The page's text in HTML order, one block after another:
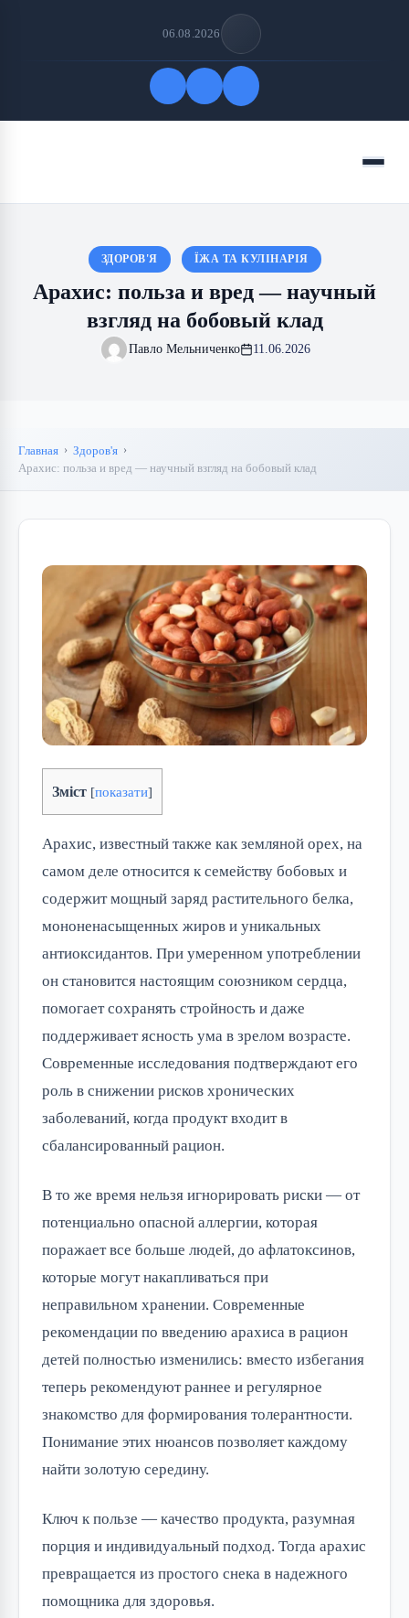
06.08.2026
Меню
ЗДОРОВ'Я ЇЖА ТА КУЛІНАРІЯ
Арахис: польза и вред — научный
взгляд на бобовый клад
Павло Мельниченко 11.06.2026
Главная
Здоров'я
Арахис: польза и вред — научный взгляд на бобовый клад
Зміст [показати]
Арахис, известный также как земляной орех, на
самом деле относится к семейству бобовых и
содержит мощный заряд растительного белка,
мононенасыщенных жиров и уникальных
антиоксидантов. При умеренном употреблении
он становится настоящим союзником сердца,
помогает сохранять стройность и даже
поддерживает ясность ума в зрелом возрасте.
Современные исследования подтверждают его
роль в снижении рисков хронических
заболеваний, когда продукт входит в
сбалансированный рацион.
В то же время нельзя игнорировать риски — от
потенциально опасной аллергии, которая
поражает все больше людей, до афлатоксинов,
которые могут накапливаться при
неправильном хранении. Современные
рекомендации по введению арахиса в рацион
детей полностью изменились: вместо избегания
теперь рекомендуют раннее и регулярное
знакомство для формирования толерантности.
Понимание этих нюансов позволяет каждому
найти золотую середину.
Ключ к пользе — качество продукта, разумная
порция и индивидуальный подход. Тогда арахис
превращается из простого снека в надежного
помощника для здоровья.